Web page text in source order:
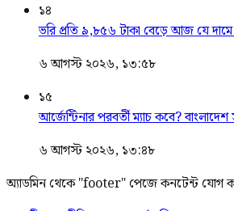
১৪
ভরি প্রতি ৯,৮৫৬ টাকা বেড়ে আজ যে দামে
৬ আগস্ট ২০২৬, ১৩:৫৮
১৫
আর্জেন্টিনার পরবর্তী ম্যাচ কবে?
৬ আগস্ট ২০২৬, ১৩:৪৮
অ্যাডমিন থেকে "footer" পেজে কনটেন্ট যোগ